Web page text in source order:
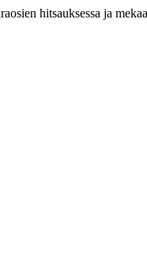
hitsauksessa ja